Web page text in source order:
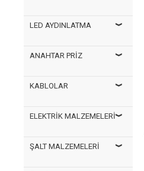
LED AYDINLATMA
ANAHTAR PRİZ
KABLOLAR
ELEKTRİK MALZEMELERİ
ŞALT MALZEMELERİ